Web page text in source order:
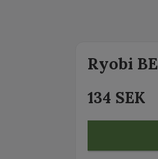
Ryobi
134 SEK